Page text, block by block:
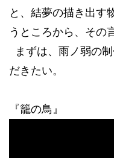
と、結夢の描き出す
うところから、その
まずは、雨ノ弱の
だきたい。
『籠の鳥』